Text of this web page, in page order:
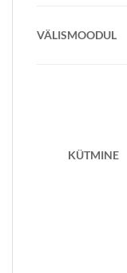
VÄLISMOODUL
KÜTMINE